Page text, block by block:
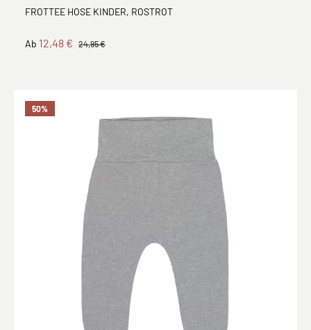
FROTTEE HOSE KINDER, ROSTROT
Ab 12,48 € 24,95 €
50%